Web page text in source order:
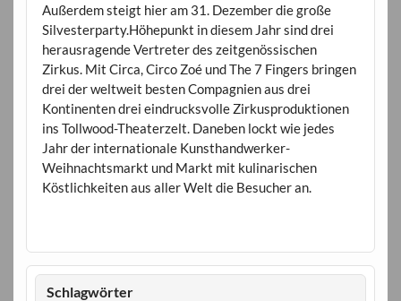
Außerdem steigt hier am 31. Dezember die große
Silvesterparty.Höhepunkt in diesem Jahr sind drei
herausragende Vertreter des zeitgenössischen
Zirkus. Mit Circa, Circo Zoé und The 7 Fingers bringen
drei der weltweit besten Compagnien aus drei
Kontinenten drei eindrucksvolle Zirkusproduktionen
ins Tollwood-Theaterzelt. Daneben lockt wie jedes
Jahr der internationale Kunsthandwerker-
Weihnachtsmarkt und Markt mit kulinarischen
Köstlichkeiten aus aller Welt die Besucher an.
Schlagwörter